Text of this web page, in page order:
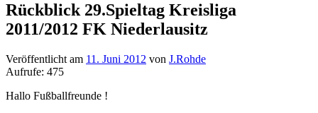
Rückblick 29.Spieltag Kreisliga
2011/2012 FK Niederlausitz
Veröffentlicht am 11. Juni 2012 von J.Rohde
Aufrufe: 475
Hallo Fußballfreunde !